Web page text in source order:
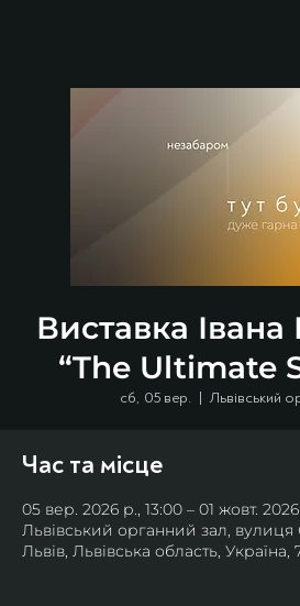
Виставка
“The Ultimate
сб, 05 вер.
  |
Львівський
Час та місце
05 вер. 2026 р., 13:00 – 01 жовт.
Львівський органний зал,
Львів, Львівська область, Україна,